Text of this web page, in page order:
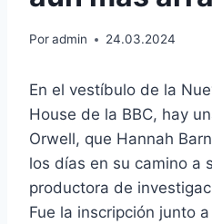
Poradmin 24.03.2024
En el vestíbulo de la
House de la BBC, hay
Orwell, que Hannah
los días en su camino a
productora de
Fue la inscripción junto